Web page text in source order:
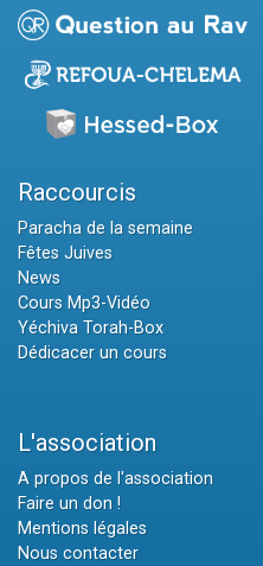
Raccourcis
Paracha de la semaine
Fêtes Juives
News
Cours Mp3-Vidéo
Yéchiva Torah-Box
Dédicacer un cours
L'association
A propos de l'association
Faire un don !
Mentions légales
Nous contacter